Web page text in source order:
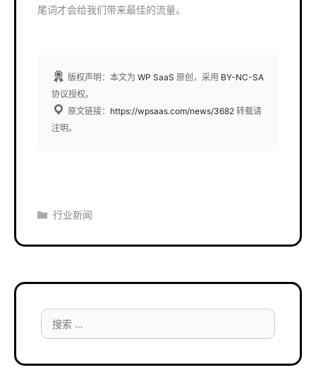
尾词才会给我们带来最佳的流量。
版权声明：本文为 WP SaaS 原创，采用 BY-NC-SA
协议授权。
原文链接： https://wpsaas.com/news/3682 转载请
注明。
分
行业新闻
搜
索：